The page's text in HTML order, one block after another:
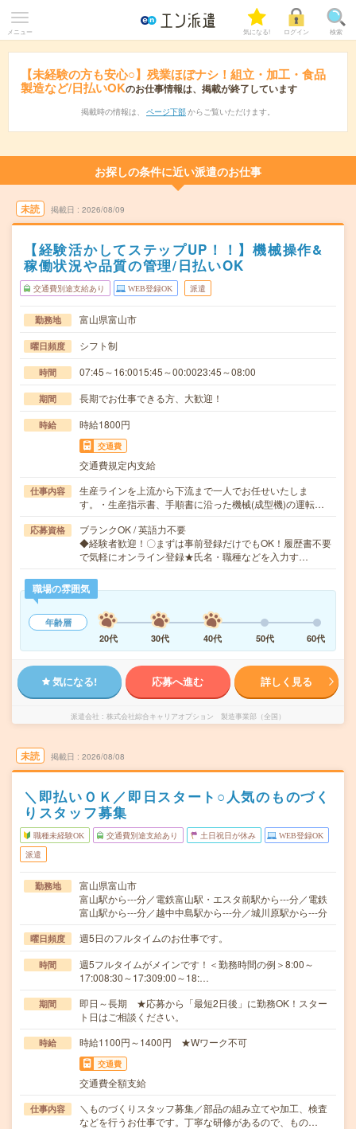
メニュー 気になる! ログイン 検索
【未経験の方も安心○】残業ほぼナシ！組立・加工・食品
製造など/日払いOKのお仕事情報は、掲載が終了しています
掲載時の情報は、 ページ下部 からご覧いただけます。
お探しの条件に近い派遣のお仕事
未読 掲載日 2026/08/09
【経験活かしてステップUP！！】機械操作&
稼働状況や品質の管理/日払いOK
交通費別途支給あり WEB登録OK 派遣
勤務地 富山県富山市
曜日頻度 シフト制
時間 07:45～16:0015:45～00:0023:45～08:00
期間 長期でお仕事できる方、大歓迎！
時給 時給1800円
交通費
交通費規定内支給
仕事内容
生産ラインを上流から下流まで一人でお任せいたしま
す。・生産指示書、手順書に沿った機械(成型機)の運転…
応募資格
ブランクOK / 英語力不要
◆経験者歓迎！〇まずは事前登録だけでもOK！履歴書不要
で気軽にオンライン登録★氏名・職種などを入力す…
職場の雰囲気
年齢層
20代
30代 40代 50代 60代
気になる! 応募へ進む 詳しく見る
派遣会社 株式会社綜合キャリアオプション 製造事業部（全国）
未読 掲載日 2026/08/08
＼即払いＯＫ／即日スタート○人気のものづく
りスタッフ募集
職種未経験OK 交通費別途支給あり 土日祝日が休み WEB登録OK
派遣
勤務地
富山県富山市
富山駅から---分／電鉄富山駅・エスタ前駅から---分／電鉄
富山駅から---分／越中中島駅から---分／城川原駅から---分
曜日頻度 週5日のフルタイムのお仕事です。
時間
週5フルタイムがメインです！＜勤務時間の例＞8:00～
17:008:30～17:309:00～18:…
期間
即日～長期 ★応募から「最短2日後」に勤務OK！スター
ト日はご相談ください。
時給 時給1100円～1400円 ★Wワーク不可
交通費
交通費全額支給
仕事内容
＼ものづくりスタッフ募集／部品の組み立てや加工、検査
などを行うお仕事です。丁寧な研修があるので、もの…